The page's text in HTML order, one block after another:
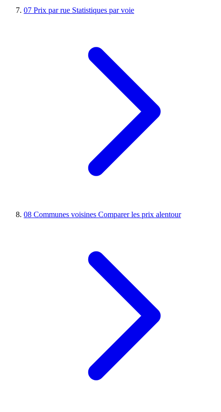
07 Prix par rue Statistiques par voie
08 Communes voisines Comparer les prix alentour